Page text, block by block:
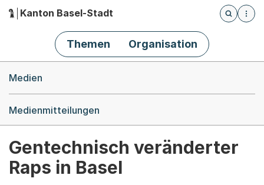
Hauptnavigation
Kanton Basel-Stadt
Öffnet
Themen Organisation
Medien
Medienmitteilungen
Gentechnisch veränderter
Raps in Basel